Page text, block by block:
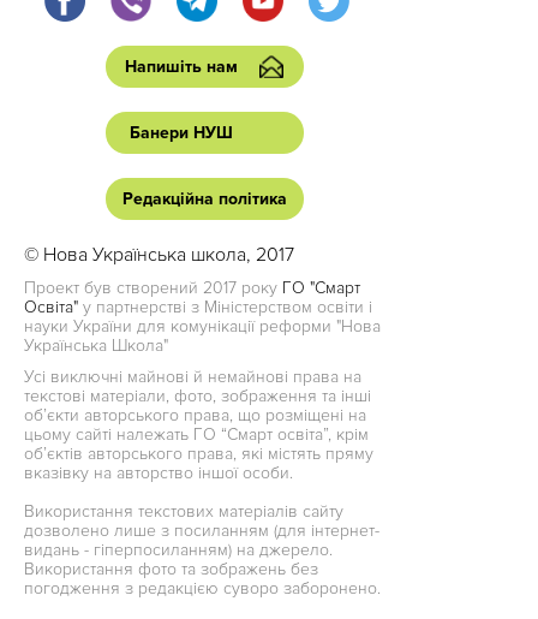
Напишіть нам
Банери НУШ
Редакційна політика
© Нова Українська школа, 2017
Проект був створений 2017 року ГО "Смарт
Освіта" у партнерстві з Міністерством освіти і
науки України для комунікації реформи "Нова
Українська Школа"
Усі виключні майнові й немайнові права на
текстові матеріали, фото, зображення та інші
об’єкти авторського права, що розміщені на
цьому сайті належать ГО “Смарт освіта”, крім
об’єктів авторського права, які містять пряму
вказівку на авторство іншої особи.
Використання текстових матеріалів сайту
дозволено лише з посиланням (для інтернет-
видань - гіперпосиланням) на джерело.
Використання фото та зображень без
погодження з редакцією суворо заборонено.